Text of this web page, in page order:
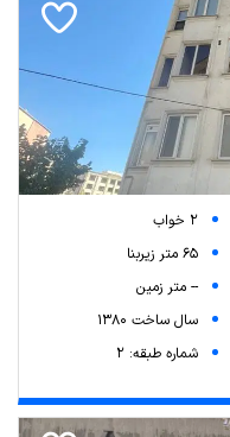
2 خواب
65 متر زیربنا
-- متر زمین
سال ساخت 1380
شماره طبقه: 2